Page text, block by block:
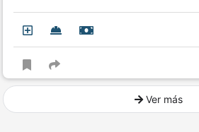
Ver más